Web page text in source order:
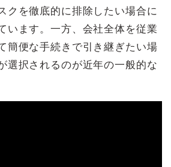
クを徹底的に排除したい場合に
います。一方、会社全体を従業
簡便な手続きで引き継ぎたい場
選択されるのが近年の一般的な